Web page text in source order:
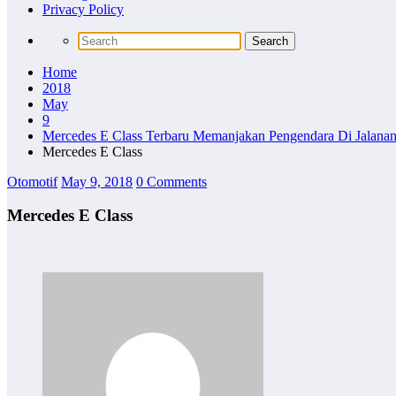
Privacy Policy
Home
2018
May
9
Mercedes E Class Terbaru Memanjakan Pengendara Di Jalanan
Mercedes E Class
Otomotif May 9, 2018 0 Comments
Mercedes E Class